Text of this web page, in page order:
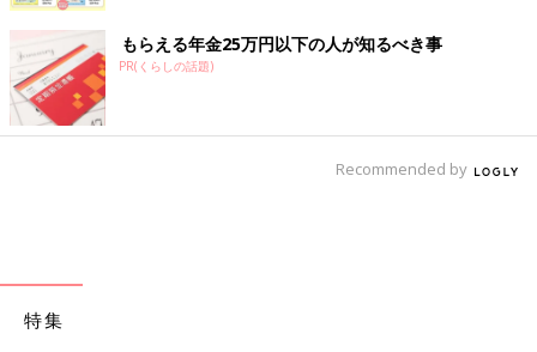
もらえる年金25万円以下の人が知るべき事
PR(くらしの話題)
Recommended by
特集